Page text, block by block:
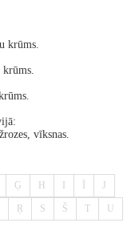
krūms.
krūms.
vīksnas.
Ģ H J
Ŗ S Š T U